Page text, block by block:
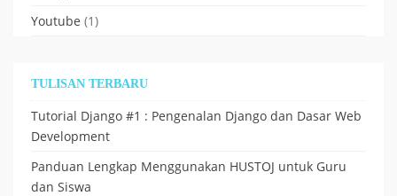
Youtube (1)
TULISAN TERBARU
Tutorial Django #1 : Pengenalan Django dan Dasar Web
Development
Panduan Lengkap Menggunakan HUSTOJ untuk Guru
dan Siswa